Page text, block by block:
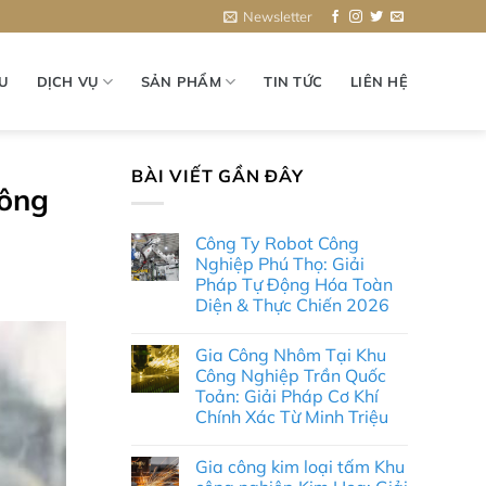
Newsletter
DỊCH VỤ SẢN PHẨM TIN TỨC LIÊN HỆ
BÀI VIẾT GẦN ĐÂY
Công Ty Robot Công
Nghiệp Phú Thọ: Giải
Pháp Tự Động Hóa Toàn
Diện & Thực Chiến 2026
bình
luận
ở
Công
Ty
Robot
Phú
Thọ:
Gia Công Nhôm Tại Khu
Công Nghiệp Trần Quốc
Toản: Giải Pháp Cơ Khí
Chính Xác Từ Minh Triệu
bình
luận
Gia công kim loại tấm Khu